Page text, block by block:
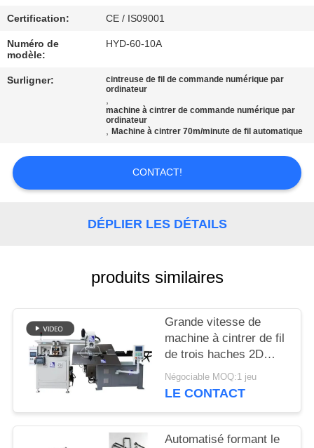
CONTACTEZ-
NOUS
NOUVELLES
DEMANDEZ
UNE
CITATION
PRIVACY
POLICY
Certification: CE / IS09001
Numéro de
modèle:
HYD-60-10A
Surligner:
cintreuse de fil de commande numérique par
ordinateur
,
machine à cintrer de commande numérique par
ordinateur
,Machine à cintrer 70m/minute de fil automatique
CONTACT!
DÉPLIER LES DÉTAILS
produits similaires
Grande vitesse de
machine à cintrer de fil
de trois haches 2D
pour l'acier dur de
ressort 1 - 3
Négociable MOQ:1 jeu
LE CONTACT
Automatisé formant le